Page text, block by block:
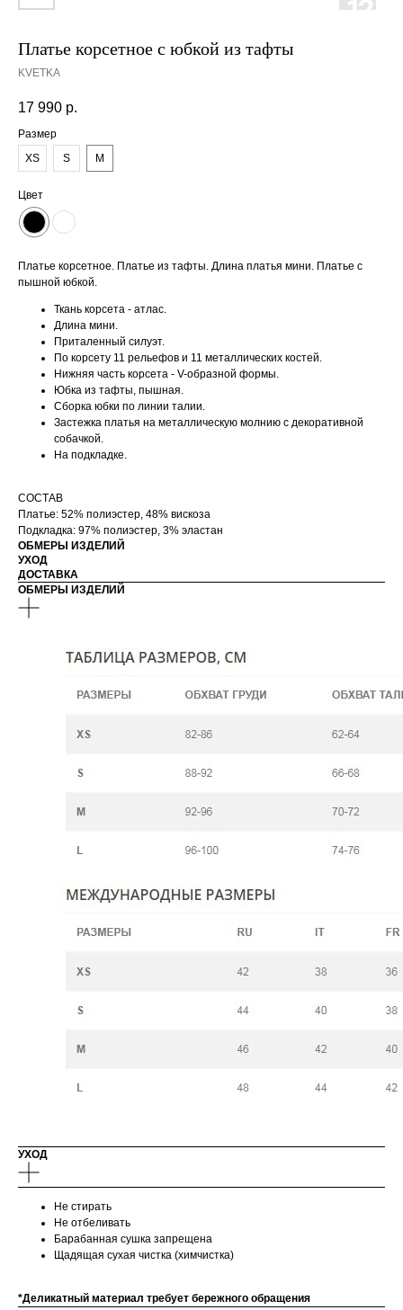
Платье корсетное с юбкой из тафты
KVETKA
17 990 р.
Размер
XS
S M
Цвет
Платье корсетное. Платье из тафты. Длина платья мини. Платье с
пышной юбкой.
Ткань корсета - атлас.
Длина мини.
Приталенный силуэт.
По корсету 11 рельефов и 11 металлических костей.
Нижняя часть корсета - V-образной формы.
Юбка из тафты, пышная.
Сборка юбки по линии талии.
Застежка платья на металлическую молнию с декоративной
собачкой.
На подкладке.
СОСТАВ
Платье: 52% полиэстер, 48% вискоза
Подкладка: 97% полиэстер, 3% эластан
ОБМЕРЫ ИЗДЕЛИЙ
УХОД
ДОСТАВКА
ОБМЕРЫ ИЗДЕЛИЙ
УХОД
Не стирать
Не отбеливать
Барабанная сушка запрещена
Щадящая сухая чистка (химчистка)
*Деликатный материал требует бережного обращения